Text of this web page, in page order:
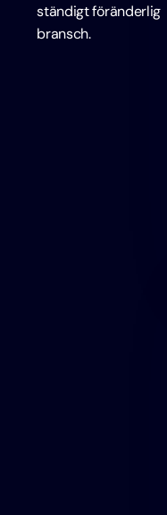
ständigt föränderlig
bransch.